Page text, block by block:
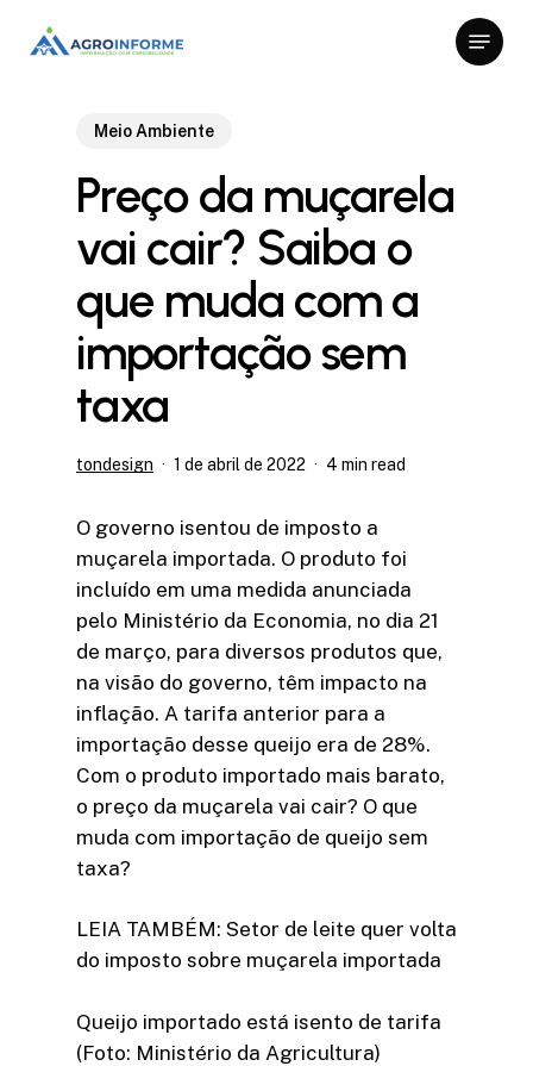
Menu
Meio Ambiente
Preço da muçarela
vai cair? Saiba o
que muda com a
importação sem
taxa
tondesign 1 de abril de 2022 4 min read
O governo isentou de imposto a
muçarela importada. O produto foi
incluído em uma medida anunciada
pelo Ministério da Economia, no dia 21
de março, para diversos produtos que,
na visão do governo, têm impacto na
inflação. A tarifa anterior para a
importação desse queijo era de 28%.
Com o produto importado mais barato,
o preço da muçarela vai cair? O que
muda com importação de queijo sem
taxa?
LEIA TAMBÉM: Setor de leite quer volta
do imposto sobre muçarela importada
Queijo importado está isento de tarifa
(Foto: Ministério da Agricultura)